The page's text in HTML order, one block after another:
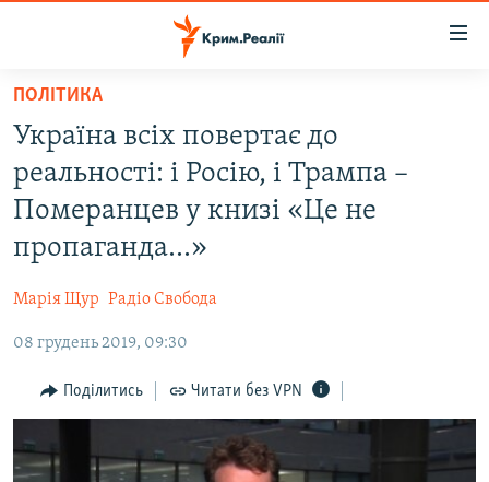
Перейти
основного
матеріалу
Перейти
до
основної
Перейти
до
ВОДА.КРИМ
ВІДЕО ТА ФОТО
ПОГЛЯД
ІНТЕРВ'Ю
ВСЕ ЗА ДЕНЬ
ДЕПОРТАЦІЯ
ЯК ОБІЙТИ БЛОКУВАННЯ
ПОЛІТИКА
Україна всіх повертає до
реальності: і Росію, і Трампа –
Померанцев у книзі «Це не
пропаганда...»
Марія Щур Радіо Свобода
08 грудень 2019, 09:30
Поділитись Читати без VPN